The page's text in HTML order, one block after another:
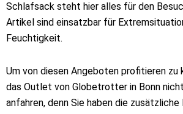
Schlafsack steht hier alles für den
Artikel sind einsatzbar für
Feuchtigkeit.
Um von diesen Angeboten profitieren zu
das Outlet von Globetrotter in Bonn
anfahren, denn Sie haben die